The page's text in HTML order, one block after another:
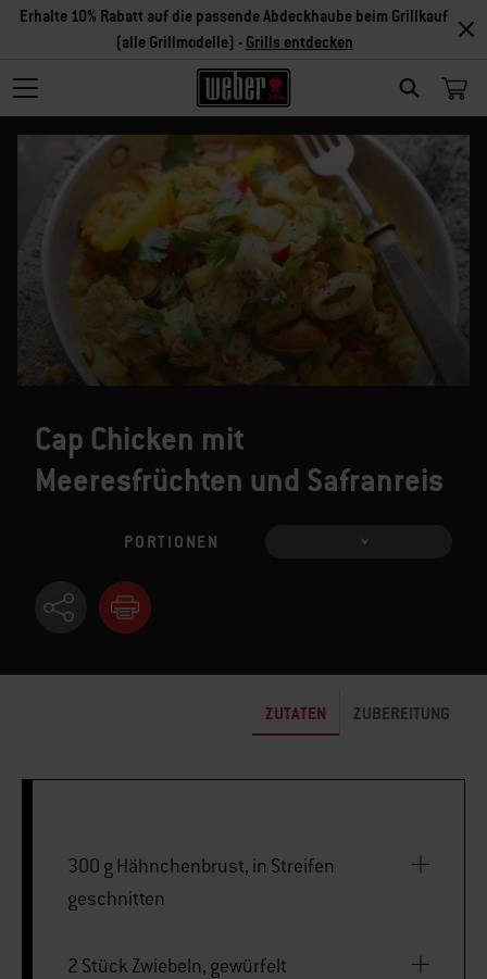
SEARCH
Erhalte 10% Rabatt auf die passende Abdeckhaube beim Grillkauf
(alle Grillmodelle) - Grills entdecken
Cap Chicken mit
Meeresfrüchten und Safranreis
PORTIONEN
ZUTATEN ZUBEREITUNG
300 g Hähnchenbrust, in Streifen
geschnitten
2 Stück Zwiebeln, gewürfelt